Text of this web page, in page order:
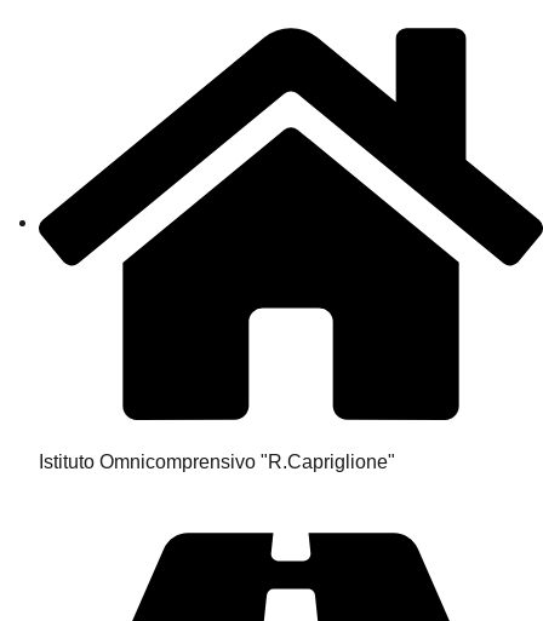
Istituto Omnicomprensivo "R.Capriglione"